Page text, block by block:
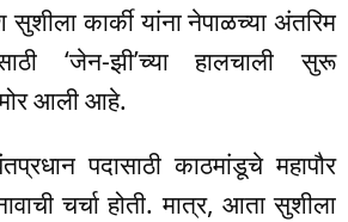
सुशीला कार्की यांना नेपाळच्या अंतरिम
‘जेन-झी’च्या हालचाली सुरू
आली आहे.
पदासाठी काठमांडूचे महापौर
चर्चा होती. मात्र, आता सुशीला